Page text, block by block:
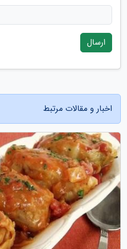
ارسال
اخبار و مقالات مرتبط